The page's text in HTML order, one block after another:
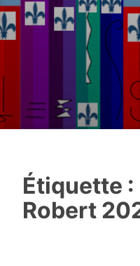
Étiquette :
Robert